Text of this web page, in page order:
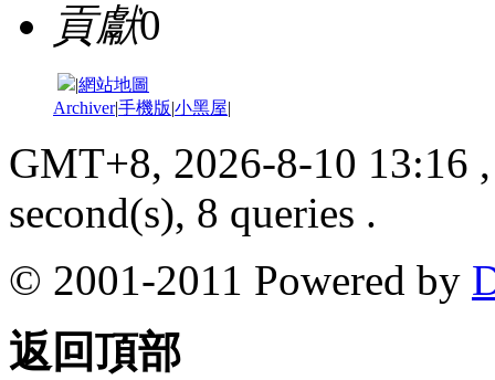
貢獻0
|網站地圖
Archiver|手機版|小黑屋|
GMT+8, 2026-8-10 13:16
second(s), 8 queries .
© 2001-2011 Powered by
返回頂部